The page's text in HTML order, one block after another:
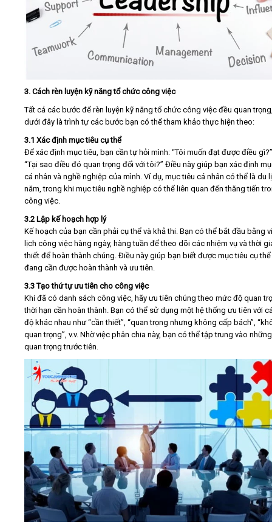
3. Cách rèn luyện kỹ năng tổ chức công việc
Tất cả các bước để rèn luyện kỹ năng tổ chức công việc đều quan
dưới đây là trình tự các bước bạn có thể tham khảo thực hiện theo:
3.1 Xác định mục tiêu cụ thể
Để xác định mục tiêu, bạn cần tự hỏi mình: “Tôi muốn đạt được điều
“Tại sao điều đó quan trọng đối với tôi?” Điều này giúp bạn xác định
cá nhân và nghề nghiệp của mình. Ví dụ, mục tiêu cá nhân có thể là du
năm, trong khi mục tiêu nghề nghiệp có thể liên quan đến thăng tiến
công việc.
3.2 Lập kế hoạch hợp lý
Kế hoạch của bạn cần phải cụ thể và khả thi. Bạn có thể bắt đầu bằng
lịch công việc hàng ngày, hàng tuần để theo dõi các nhiệm vụ và thời
thiết để hoàn thành chúng. Điều này giúp bạn biết được mục tiêu cụ
đang cần được hoàn thành và ưu tiên.
3.3 Tạo thứ tự ưu tiên cho công việc
Khi đã có danh sách công việc, hãy ưu tiên chúng theo mức độ quan
thời hạn cần hoàn thành. Bạn có thể sử dụng một hệ thống ưu tiên với
độ khác nhau như “cần thiết”, “quan trọng nhưng không cấp bách”,
quan trọng”, v.v. Nhờ việc phân chia này, bạn có thể tập trung vào
quan trọng trước tiên.